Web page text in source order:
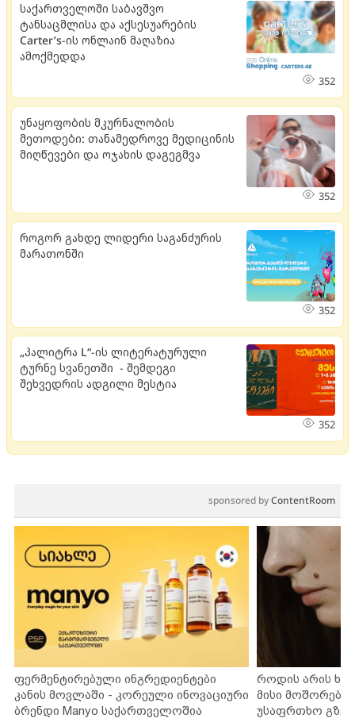
საქართველოში საბავშვო
ტანსაცმლისა და აქსესუარების
Carter’s-ის ონლაინ მაღაზია
ამოქმედდა
352
უნაყოფობის მკურნალობის
მეთოდები: თანამედროვე მედიცინის
მიღწევები და ოჯახის დაგეგმვა
352
როგორ გახდე ლიდერი საგანძურის
მარათონში
352
„პალიტრა L“-ის ლიტერატურული
ტურნე სვანეთში - შემდეგი
შეხვედრის ადგილი მესტია
352
sponsored byContentRoom
ფერმენტირებული ინგრედიენტები
კანის მოვლაში - კორეული ინოვაციური
ბრენდი Manyo საქართველოშია
როდის არის
მისი
უსაფრთხო